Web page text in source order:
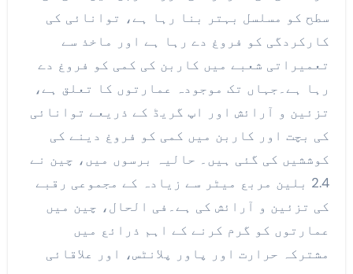
سطح کو مسلسل بہتر بنا رہا ہے، توانائی کی
کارکردگی کو فروغ دے رہا ہے اور ماخذ سے
تعمیراتی شعبے میں کاربن کی کمی کو فروغ دے
رہا ہے۔جہاں تک موجودہ عمارتوں کا تعلق ہے،
تزئین و آرائش اور اپ گریڈ کے ذریعے توانائی
کی بچت اور کاربن میں کمی کو فروغ دینے کی
کوششیں کی گئی ہیں۔ حالیہ برسوں میں، چین نے
2.4 بلین مربع میٹر سے زیادہ کے مجموعی رقبے
کی تزئین و آرائش کی ہے۔فی الحال، چین میں
عمارتوں کو گرم کرنے کے اہم ذرائع میں
مشترکہ حرارت اور پاور پلانٹس، اور علاقائی